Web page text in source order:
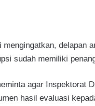
mengingatkan, delapan
sudah memiliki
agar Inspektorat
hasil evaluasi